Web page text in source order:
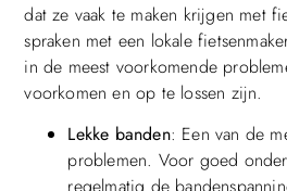
dat ze vaak te maken krijgen met
spraken met een lokale
in de meest voorkomende
voorkomen en op te lossen zijn.
Lekke banden: Een van de
problemen. Voor goed